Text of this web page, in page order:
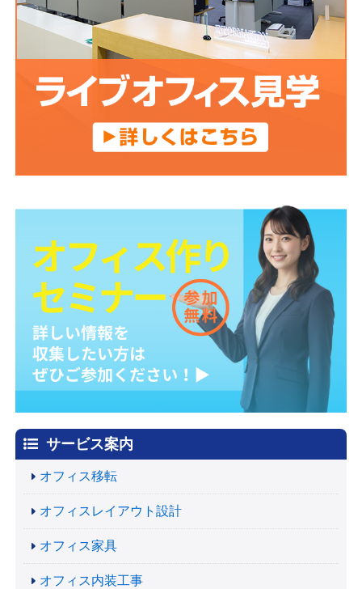
サービス案内
オフィス移転
オフィスレイアウト設計
オフィス家具
オフィス内装工事